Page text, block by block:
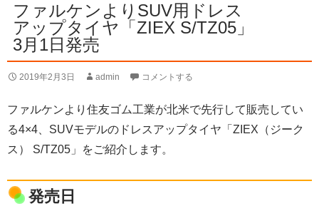
ファルケンよりSUV用ドレス
アップタイヤ「ZIEX S/TZ05」
3月1日発売
2019年2月3日 admin コメントする
ファルケンより住友ゴム工業が北米で先行して販売してい
る4×4、SUVモデルのドレスアップタイヤ「ZIEX（ジーク
ス） S/TZ05」をご紹介します。
発売日